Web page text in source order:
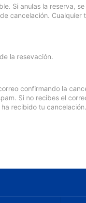
Si anulas la reserva,
cancelación. Cualquier
la resevación.
confirmando la
Si no recibes el
recibido tu cancelación.